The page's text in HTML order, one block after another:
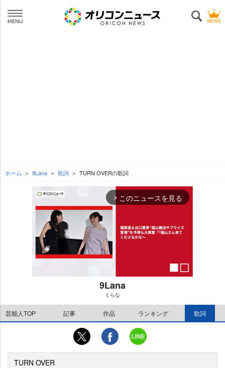
ホーム 9Lana 歌詞 TURN OVERの歌詞
arrow_forward_ios このニュースを見る
M
u
t
9Lana
くらな
芸能人TOP 記事 作品 ランキング 歌詞
TURN OVER